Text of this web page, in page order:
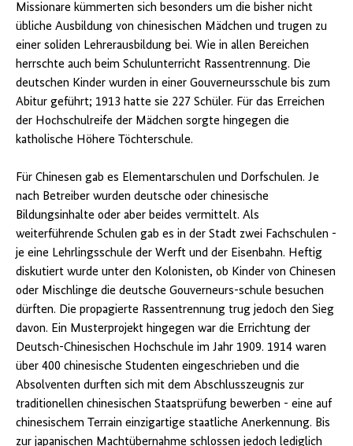
Missionare kümmerten sich besonders um die bisher nicht
übliche Ausbildung von chinesischen Mädchen und trugen zu
einer soliden Lehrerausbildung bei. Wie in allen Bereichen
herrschte auch beim Schulunterricht Rassentrennung. Die
deutschen Kinder wurden in einer Gouverneursschule bis zum
Abitur geführt; 1913 hatte sie 227 Schüler. Für das Erreichen
der Hochschulreife der Mädchen sorgte hingegen die
katholische Höhere Töchterschule.
Für Chinesen gab es Elementarschulen und Dorfschulen. Je
nach Betreiber wurden deutsche oder chinesische
Bildungsinhalte oder aber beides vermittelt. Als
weiterführende Schulen gab es in der Stadt zwei Fachschulen -
je eine Lehrlingsschule der Werft und der Eisenbahn. Heftig
diskutiert wurde unter den Kolonisten, ob Kinder von Chinesen
oder Mischlinge die deutsche Gouverneurs-schule besuchen
dürften. Die propagierte Rassentrennung trug jedoch den Sieg
davon. Ein Musterprojekt hingegen war die Errichtung der
Deutsch-Chinesischen Hochschule im Jahr 1909. 1914 waren
über 400 chinesische Studenten eingeschrieben und die
Absolventen durften sich mit dem Abschlusszeugnis zur
traditionellen chinesischen Staatsprüfung bewerben - eine auf
chinesischem Terrain einzigartige staatliche Anerkennung. Bis
zur japanischen Machtübernahme schlossen jedoch lediglich